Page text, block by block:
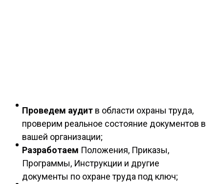
Проведем аудит в области охраны труда,
проверим реальное состояние документов в
вашей организации;
Разработаем Положения, Приказы,
Программы, Инструкции и другие
документы по охране труда под ключ;